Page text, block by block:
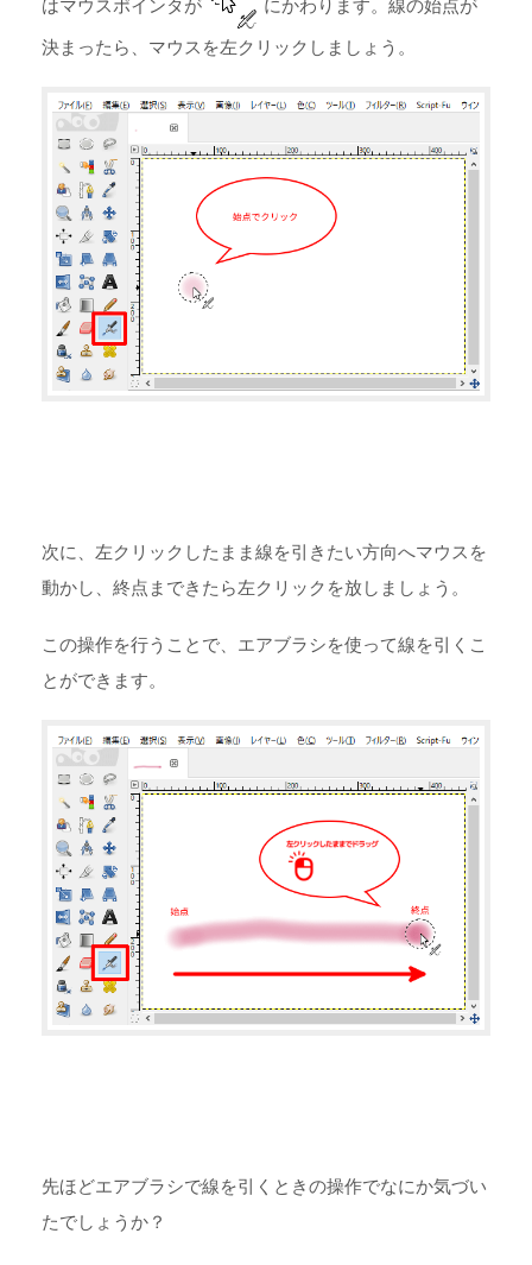
はマウスポインタが
にかわります。線の始点が
決まったら、マウスを左クリックしましょう。
次に、左クリックしたまま線を引きたい方向へマウスを
動かし、終点まできたら左クリックを放しましょう。
この操作を行うことで、エアブラシを使って線を引くこ
とができます。
先ほどエアブラシで線を引くときの操作でなにか気づい
たでしょうか？